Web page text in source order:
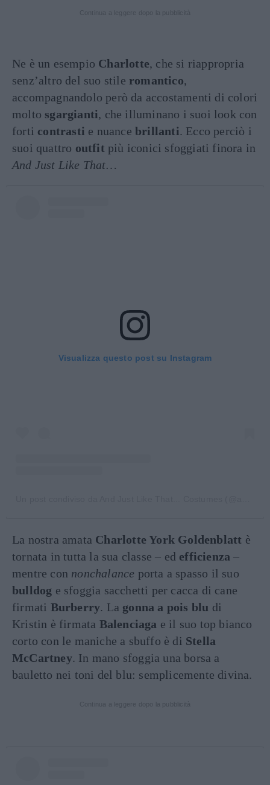
Ne è un esempio Charlotte, che si riappropria
senz’altro del suo stile romantico,
accompagnandolo però da accostamenti di colori
molto sgargianti, che illuminano i suoi look con
forti contrasti e nuancebrillanti. Ecco perciò i
suoi quattro outfit più iconici sfoggiati finora in
And Just Like That…
Visualizza questo post su Instagram
La nostra amata Charlotte York Goldenblatt è
tornata in tutta la sua classe – ed efficienza –
mentre con nonchalance porta a spasso il suo
bulldog e sfoggia sacchetti per cacca di cane
firmati Burberry. La gonna a pois blu di
Kristin è firmata Balenciaga e il suo top bianco
corto con le maniche a sbuffo è di Stella
McCartney. In mano sfoggia una borsa a
bauletto nei toni del blu: semplicemente divina.